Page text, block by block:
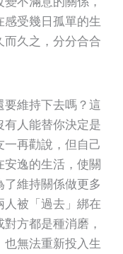
受幾日孤單的生
久之，分分合合
維持下去嗎？這
人能替你決定是
再勸說，但自己
逸的生活，使關
維持關係做更多
被「過去」綁在
方都是種消磨，
無法重新投入生